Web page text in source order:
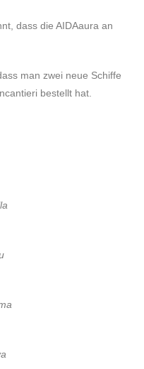
dass die AIDAaura an
man zwei neue Schiffe
bestellt hat.